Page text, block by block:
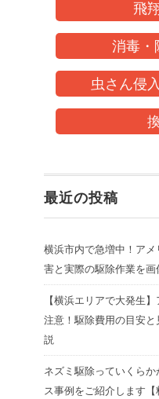
飛
消毒・
虫さん侵
最近の投稿
横浜市内で急増中！ア
害と実際の駆除作業を画
【横浜エリアで大発生
注意！駆除費用の目安
説
ネズミ駆除っていくら
ス事例をご紹介します